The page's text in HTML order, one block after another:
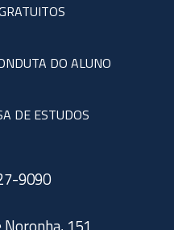
DO ALUNO
DE ESTUDOS
9090